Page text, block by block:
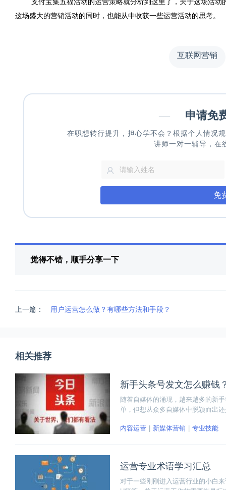
支付宝集五福活动的运营策略就分析到这里了，关于这场活
这场盛大的营销活动的同时，也能从中收获一些运营活动的思考。
互联网营销
— 申请免
在职想转行提升，担心学不会？根据个人情况
讲师一对一辅导，在
免
觉得不错，顺手分享一下
上一篇： 用户运营怎么做？有哪些方法和手段？
相关推荐
新手头条号发文怎么赚钱
随着自媒体的涌现，越来越多的新
单，但想从众多自媒体中脱颖而出
吧！
内容运营 新媒体营销 专业技能
运营专业术语学习汇总
对于一些刚刚进入运营行业的小白